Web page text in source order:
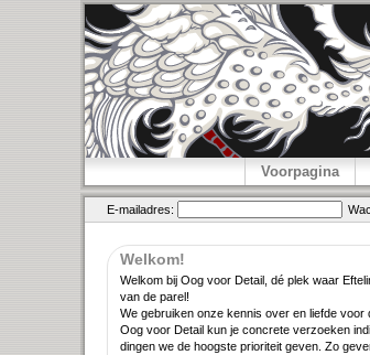
Voorpagina
E-mailadres:
Welkom!
Welkom bij Oog voor Detail, dé plek waar
van de parel!
We gebruiken onze kennis over en liefde
Oog voor Detail kun je concrete verzoeken
dingen we de hoogste priori­teit geven. Zo